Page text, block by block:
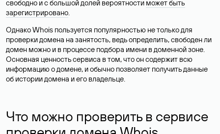
свободно и с большой долей вероятности может быть
зарегистрировано.
Однако Whois пользуется популярностью не только для
проверки домена на занятость, ведь определить, свободен ли
домен можно и в процессе подбора имени в доменной зоне.
Основная ценность сервиса в том, что он содержит всю
информацию о домене, и обычно позволяет получить данные
об истории домена и его владельце.
Что можно проверить в сервисе